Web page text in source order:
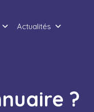
Actualités
?